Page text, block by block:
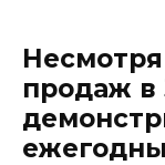
продаж в